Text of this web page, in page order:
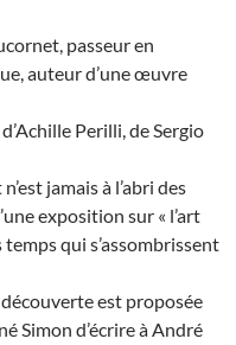
passeur en
auteur d’une œuvre
Perilli, de Sergio
jamais à l’abri des
exposition sur « l’art
qui s’assombrissent
est proposée
Simon d’écrire à André